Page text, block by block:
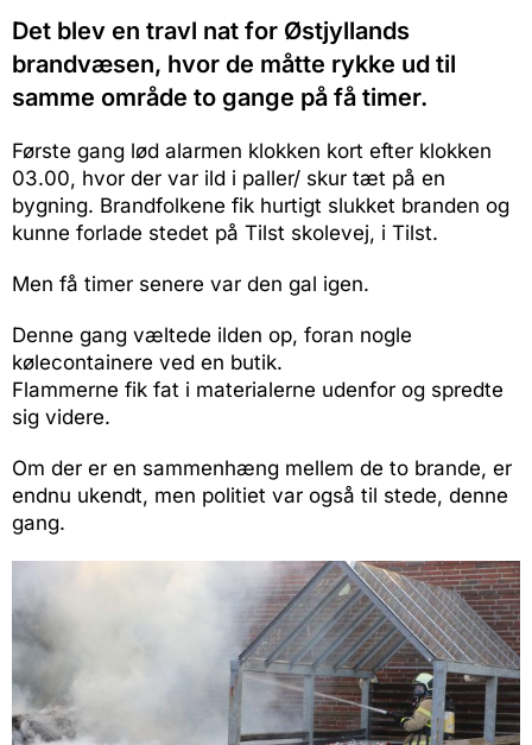
Det blev en travl nat for Østjyllands
brandvæsen, hvor de måtte rykke ud til
samme område to gange på få timer.
Første gang lød alarmen klokken kort efter klokken
03.00, hvor der var ild i paller/ skur tæt på en
bygning. Brandfolkene fik hurtigt slukket branden og
kunne forlade stedet på Tilst skolevej, i Tilst.
Men få timer senere var den gal igen.
Denne gang væltede ilden op, foran nogle
kølecontainere ved en butik.
Flammerne fik fat i materialerne udenfor og spredte
sig videre.
Om der er en sammenhæng mellem de to brande, er
endnu ukendt, men politiet var også til stede, denne
gang.